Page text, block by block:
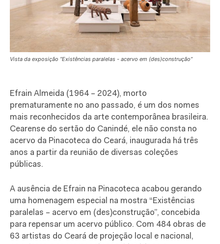
Vista da exposição “Existências paralelas - acervo em (des)construção”
Efrain Almeida (1964 – 2024), morto
prematuramente no ano passado, é um dos nomes
mais reconhecidos da arte contemporânea brasileira.
Cearense do sertão do Canindé, ele não consta no
acervo da Pinacoteca do Ceará, inaugurada há três
anos a partir da reunião de diversas coleções
públicas.
A ausência de Efrain na Pinacoteca acabou gerando
uma homenagem especial na mostra “Existências
paralelas – acervo em (des)construção”, concebida
para repensar um acervo público. Com 484 obras de
63 artistas do Ceará de projeção local e nacional,